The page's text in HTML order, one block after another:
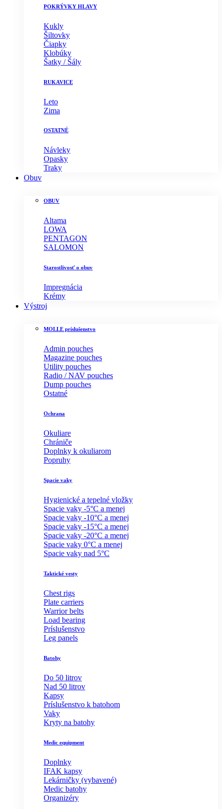
POKRÝVKY HLAVY
Kukly
Šiltovky
Čiapky
Klobúky
Šatky / Šály
RUKAVICE
Leto
Zima
OSTATNÉ
Návleky
Opasky
Traky
Obuv
OBUV
Altama
LOWA
PENTAGON
SALOMON
Starostlivosť o obuv
Impregnácia
Krémy
Výstroj
MOLLE príslušenstvo
Admin pouches
Magazine pouches
Utility pouches
Radio / NAV pouches
Dump pouches
Ostatné
Ochrana
Okuliare
Chrániče
Doplnky k okuliarom
Popruhy
Spacie vaky
Hygienické a tepelné vložky
Spacie vaky -5°C a menej
Spacie vaky -10°C a menej
Spacie vaky -15°C a menej
Spacie vaky -20°C a menej
Spacie vaky 0°C a menej
Spacie vaky nad 5°C
Taktické vesty
Chest rigs
Plate carriers
Warrior belts
Load bearing
Príslušenstvo
Leg panels
Batohy
Do 50 litrov
Nad 50 litrov
Kapsy
Príslušenstvo k batohom
Vaky
Kryty na batohy
Medic equipment
Doplnky
IFAK kapsy
Lekárničky (vybavené)
Medic batohy
Organizéry